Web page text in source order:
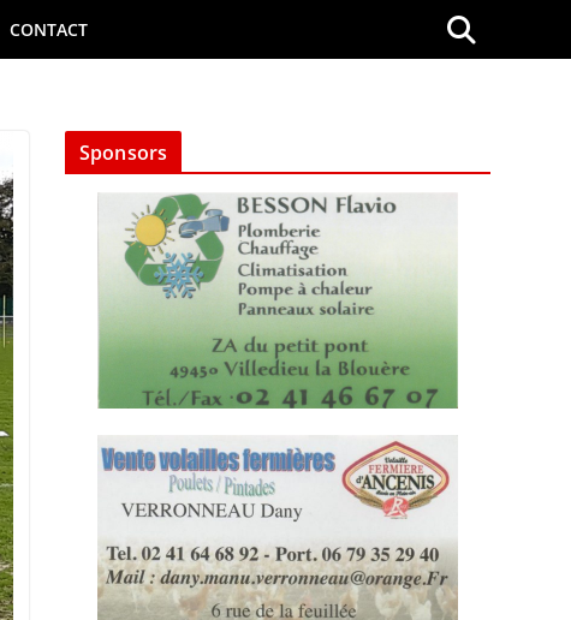
CONTACT
Sponsors